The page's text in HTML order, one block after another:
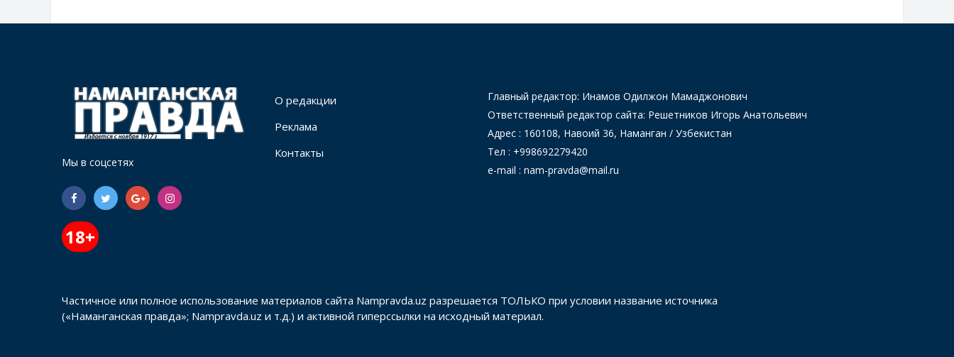
Мы в соцсетях
О редакции
Реклама
Контакты
Главный редактор: Инамов Одилжон Мамаджонович
Ответственный редактор сайта: Решетников Игорь Анатольевич
Адрес : 160108, Навоий 36, Наманган / Узбекистан
Тел : +998692279420
e-mail : nam-pravda@mail.ru
18+
Частичное или полное использование материалов сайта Nampravda.uz разрешается ТОЛЬКО при условии название источника
(«Наманганская правда»; Nampravda.uz и т.д.) и активной гиперссылки на исходный материал.